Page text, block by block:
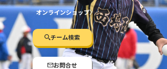
オンラインショップ
チーム検索
お問合せ